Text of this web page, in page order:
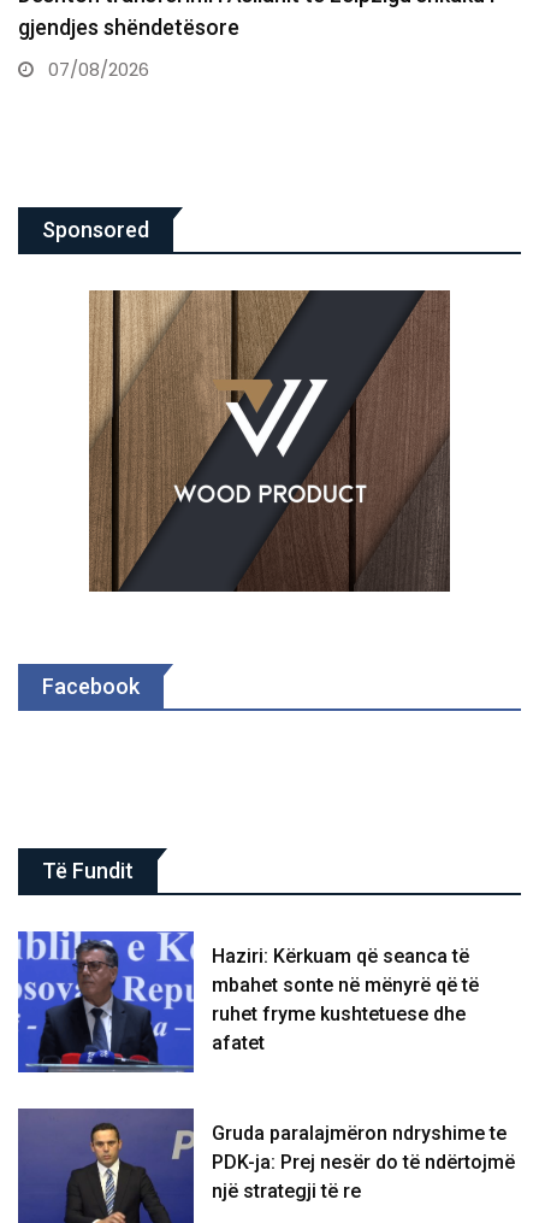
në…
07/08/2026
Sponsored
Facebook
Të Fundit
Haziri: Kërkuam që seanca të
mbahet sonte në mënyrë që të
ruhet fryme kushtetuese dhe
afatet
Gruda paralajmëron ndryshime te
PDK-ja: Prej nesër do të ndërtojmë
një strategji të re